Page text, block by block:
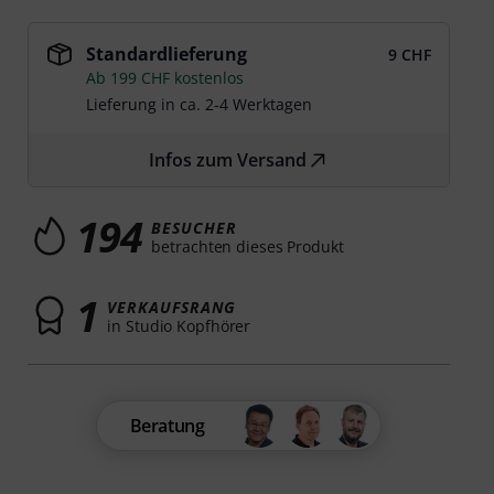
Standardlieferung
9 CHF
Ab 199 CHF kostenlos
Lieferung in ca. 2-4 Werktagen
Infos zum Versand
194 BESUCHER
betrachten dieses Produkt
1 VERKAUFSRANG
in Studio Kopfhörer
Beratung